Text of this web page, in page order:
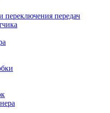
переключения передач